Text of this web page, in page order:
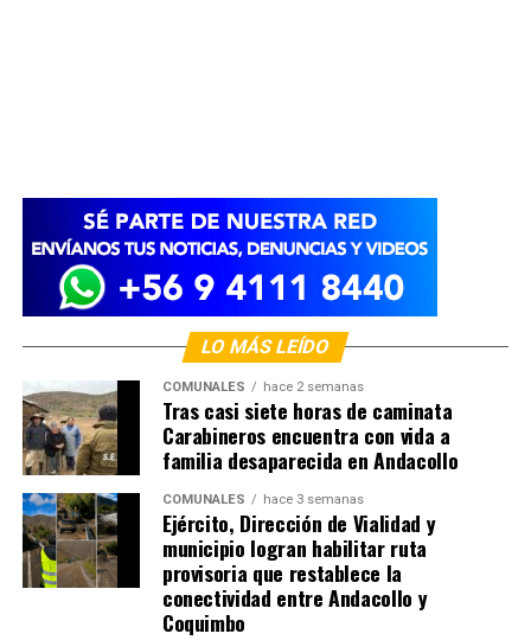
LO MÁS LEÍDO
COMUNALES hace 2 semanas
Tras casi siete horas de caminata
Carabineros encuentra con vida a
familia desaparecida en Andacollo
COMUNALES hace 3 semanas
Ejército, Dirección de Vialidad y
municipio logran habilitar ruta
provisoria que restablece la
conectividad entre Andacollo y
Coquimbo